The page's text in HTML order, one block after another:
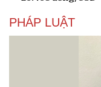
PHÁP LUẬT